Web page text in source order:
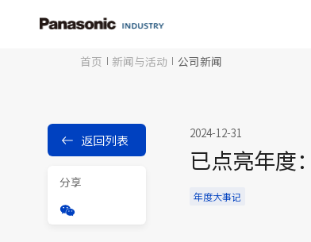
首页 新闻与活动 公司新闻
返回列表
分享
2024-12-31
已点亮年度
年度大事记